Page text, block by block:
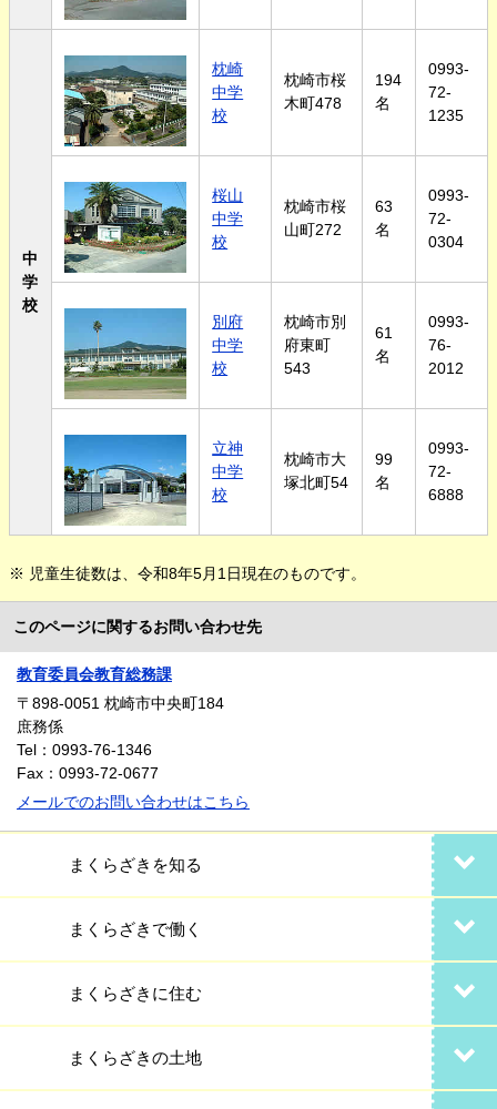
まくらざきを知る
まくらざきで働く
まくらざきに住む
まくらざきの土地
中
学
校
枕崎
中学
校
枕崎市桜
木町478
194
名
0993-
72-
1235
桜山
中学
校
枕崎市桜
山町272
63
名
0993-
72-
0304
別府
中学
校
枕崎市別
府東町
543
61
名
0993-
76-
2012
立神
中学
校
枕崎市大
塚北町54
99
名
0993-
72-
6888
※ 児童生徒数は、令和8年5月1日現在のものです。
このページに関するお問い合わせ先
教育委員会教育総務課
〒898-0051 枕崎市中央町184
庶務係
Tel：0993-76-1346
Fax：0993-72-0677
メールでのお問い合わせはこちら